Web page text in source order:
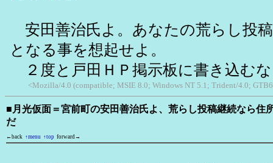
安田善治氏よ。あなたの荒らし投
となる事を想起せよ。
２度と戸田ＨＰ掲示板に書き込む
<Mozilla/4.0 (compatible; MSIE 8.0; Windows NT 5.1; Trident/4.0;
■月光仮面＝宮前町の安田善治氏よ、荒らし投稿継続なら住
だ
←back ↑menu ↑top forward→